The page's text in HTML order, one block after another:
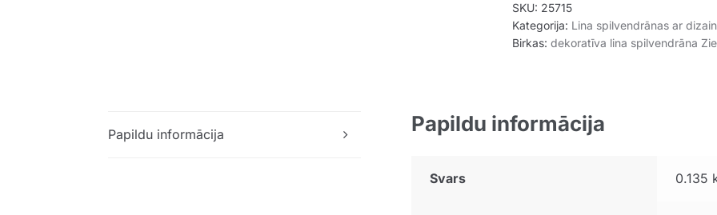
SKU: 25715
Kategorija: Lina spilvendrānas ar
Birkas:dekoratīva lina spilvendrāna
Papildu informācija Papildu informācija
Svars 0.135